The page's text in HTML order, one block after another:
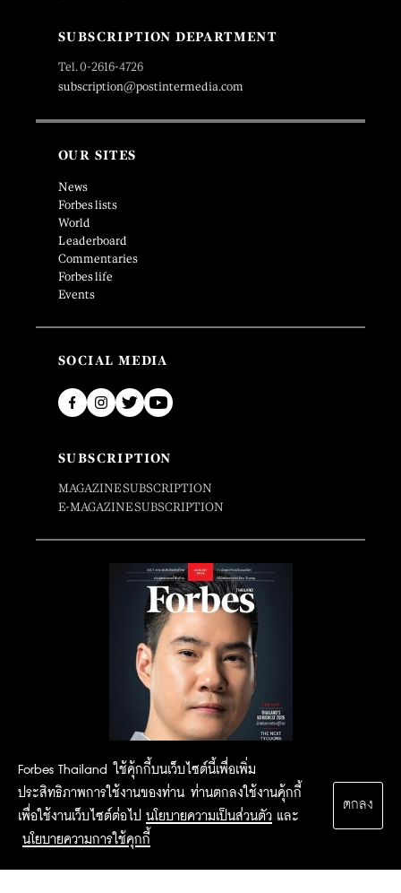
Forbes Thailand ใช้คุ้กกี้บนเว็บไซต์นี้เพื่อเพิ่ม
ประสิทธิภาพการใช้งานของท่าน ท่านตกลงใช้งานคุ้กกี้
เพื่อใช้งานเว็บไซต์ต่อไป นโยบายความเป็นส่วนตัว และ
นโยบายความการใช้คุกกี้
ตกลง
SUBSCRIPTION DEPARTMENT
Tel. 0-2616-4726
subscription@postintermedia.com
OUR SITES
News
Forbes lists
World
Leaderboard
Commentaries
Forbes life
Events
SOCIAL MEDIA
SUBSCRIPTION
MAGAZINE SUBSCRIPTION
E-MAGAZINE SUBSCRIPTION
2015 Forbesthailand.com ALL RIGHTS RESERVED